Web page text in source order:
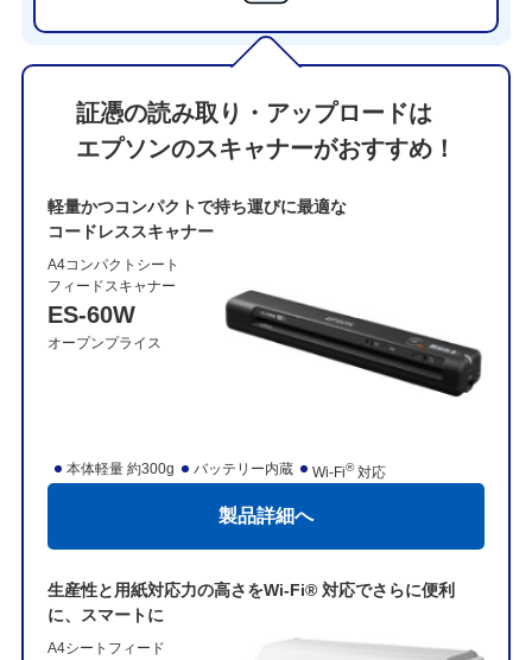
証憑の読み取り・アップロードは
エプソンのスキャナーがおすすめ！
軽量かつコンパクトで持ち運びに最適な
コードレススキャナー
A4コンパクトシート
フィードスキャナー
ES-60W
オープンプライス
本体軽量 約300g バッテリー内蔵 Wi-Fi®対応
製品詳細へ
生産性と用紙対応力の高さをWi-Fi® 対応でさらに便利
に、スマートに
A4シートフィード